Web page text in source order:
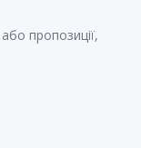
пропозиції,